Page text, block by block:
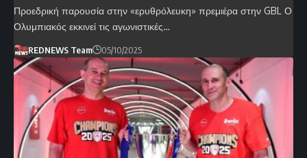
Προεδρική παρουσία στην «ερυθρόλευκη» πρεμιέρα στην GBL Ο
Ολυμπιακός εκκινεί τις αγωνιστικές…
REDNEWS Team 05/10/2025